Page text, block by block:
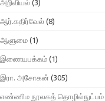
அறிவியல் (3)
ஆர்.கதிர்வேல் (8)
ஆளுமை (1)
இணையபக்கம் (1)
இரா. அசோகன் (305)
எண்ணிம நூலகத் தொழில்நுட்பம்